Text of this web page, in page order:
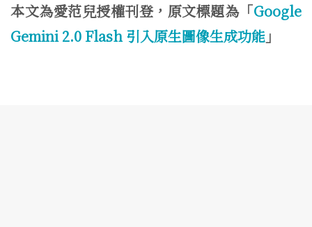
本文為愛范兒授權刊登，原文標題為「Google
Gemini 2.0 Flash 引入原生圖像生成功能 」